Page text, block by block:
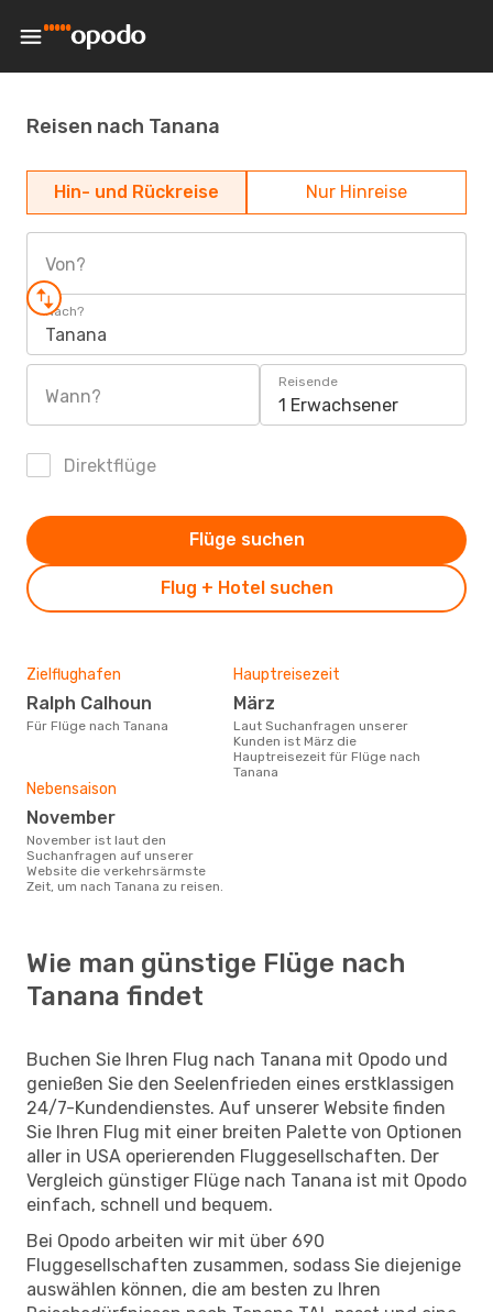
Reisen nach Tanana
Hin- und Rückreise Nur Hinreise
Von?
Nach?
Tanana
Wann?
Reisende
1 Erwachsener
Direktflüge
Flug + Hotel suchen
Flüge suchen
Zielflughafen
Ralph Calhoun
Für Flüge nach Tanana
Hauptreisezeit
März
Laut Suchanfragen unserer
Kunden ist März die
Hauptreisezeit für Flüge nach
Tanana
Nebensaison
November
November ist laut den
Suchanfragen auf unserer
Website die verkehrsärmste
Zeit, um nach Tanana zu reisen.
Wie man günstige Flüge nach
Tanana findet
Buchen Sie Ihren Flug nach Tanana mit Opodo und
genießen Sie den Seelenfrieden eines erstklassigen
24/7-Kundendienstes. Auf unserer Website finden
Sie Ihren Flug mit einer breiten Palette von Optionen
aller in USA operierenden Fluggesellschaften. Der
Vergleich günstiger Flüge nach Tanana ist mit Opodo
einfach, schnell und bequem.
Bei Opodo arbeiten wir mit über 690
Fluggesellschaften zusammen, sodass Sie diejenige
auswählen können, die am besten zu Ihren